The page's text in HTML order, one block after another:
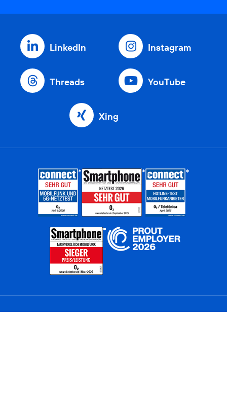
LinkedIn Instagram
Threads YouTube
Xing